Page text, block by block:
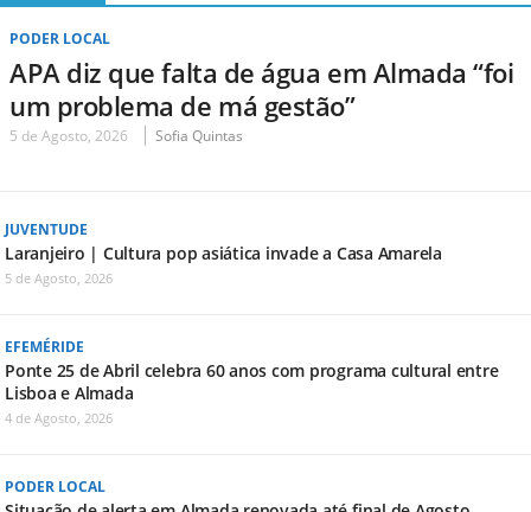
PODER LOCAL
APA diz que falta de água em Almada “foi
um problema de má gestão”
5 de Agosto, 2026 Sofia Quintas
JUVENTUDE
Laranjeiro | Cultura pop asiática invade a Casa Amarela
5 de Agosto, 2026
EFEMÉRIDE
Ponte 25 de Abril celebra 60 anos com programa cultural entre
Lisboa e Almada
4 de Agosto, 2026
PODER LOCAL